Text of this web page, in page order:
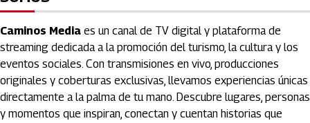
Caminos Media es un canal de TV digital y plataforma de
streaming dedicada a la promoción del turismo, la cultura y los
eventos sociales. Con transmisiones en vivo, producciones
originales y coberturas exclusivas, llevamos experiencias únicas
directamente a la palma de tu mano. Descubre lugares, personas
y momentos que inspiran, conectan y cuentan historias que